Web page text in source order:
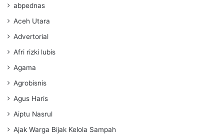
abpednas
Aceh Utara
Advertorial
Afri rizki lubis
Agama
Agrobisnis
Agus Haris
Aiptu Nasrul
Ajak Warga Bijak Kelola Sampah